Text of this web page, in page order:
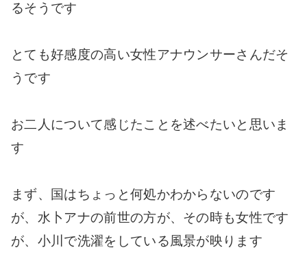
るそうです
とても好感度の高い女性アナウンサーさんだそ
うです
お二人について感じたことを述べたいと思いま
す
まず、国はちょっと何処かわからないのです
が、水卜アナの前世の方が、その時も女性です
が、小川で洗濯をしている風景が映ります